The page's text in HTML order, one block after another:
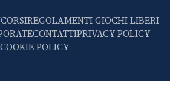
REGOLAMENTI GIOCHI LIBERI
CONTATTIPRIVACY POLICY
COOKIE POLICY